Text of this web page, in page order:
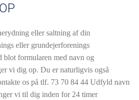
eller saltning af din
eller grundejerforenings
blot formularen med navn og
vi dig op. Du er naturligvis også
os på tlf. 73 70 84 44 Udfyld navn
vi til dig inden for 24 timer